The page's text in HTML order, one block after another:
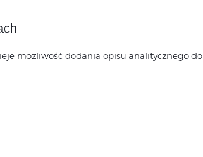
możliwość dodania opisu analitycznego do